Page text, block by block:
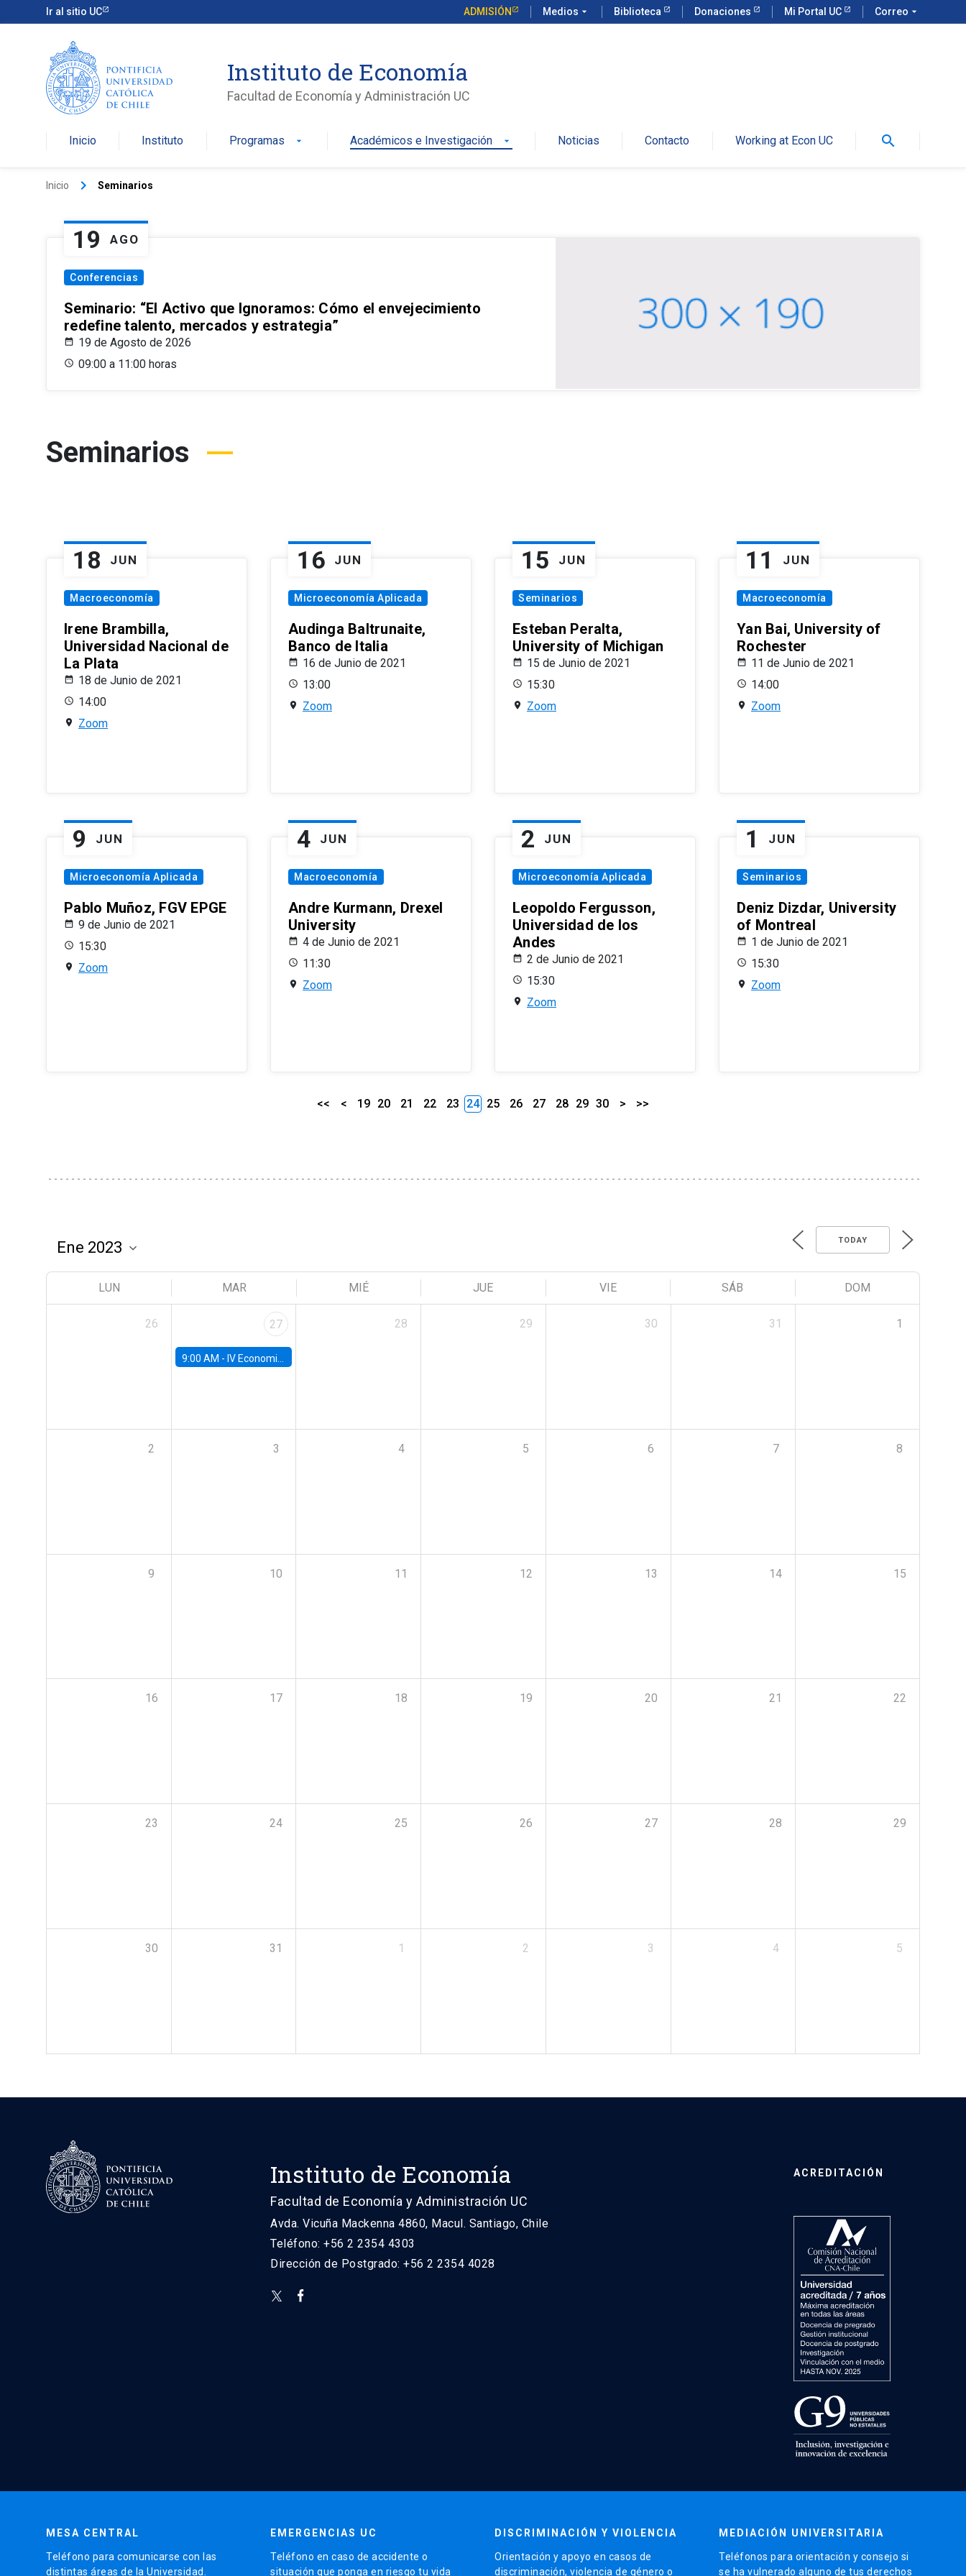
Ir al sitio UC ADMISIÓN Medios arrow_drop_down Biblioteca Donaciones Mi Portal UC Correo arrow_drop_down
Instituto de Economía
Facultad de Economía y Administración UC
Inicio Instituto Programas arrow_drop_down Académicos e Investigación arrow_drop_down Noticias Contacto Working at Econ UC search
Inicio keyboard_arrow_right Seminarios
19 AGO
Conferencias
Seminario: “El Activo que Ignoramos: Cómo el envejecimiento
redefine talento, mercados y estrategia”
19 de Agosto de 2026
09:00 a 11:00 horas
Seminarios
18 JUN
Macroeconomía
Irene Brambilla,
Universidad Nacional de
La Plata
18 de Junio de 2021
14:00
Zoom
16 JUN
Microeconomía Aplicada
Audinga Baltrunaite,
Banco de Italia
16 de Junio de 2021
13:00
Zoom
15 JUN
Seminarios
Esteban Peralta,
University of Michigan
15 de Junio de 2021
15:30
Zoom
11 JUN
Macroeconomía
Yan Bai, University of
Rochester
11 de Junio de 2021
14:00
Zoom
9 JUN
Microeconomía Aplicada
Pablo Muñoz, FGV EPGE
9 de Junio de 2021
15:30
Zoom
4 JUN
Macroeconomía
Andre Kurmann, Drexel
University
4 de Junio de 2021
11:30
Zoom
2 JUN
Microeconomía Aplicada
Leopoldo Fergusson,
Universidad de los
Andes
2 de Junio de 2021
15:30
Zoom
1 JUN
Seminarios
Deniz Dizdar, University
of Montreal
1 de Junio de 2021
15:30
Zoom
<< < 19 20 21 22 23 24 25 26 27 28 29 30 > >>
TODAY
LUN MAR MIÉ JUE VIE SÁB DOM
26 27
9:00 AM - IV Economics Alumni Workshop
28 29 30 31 1
2 3 4 5 6 7 8
9 10 11 12 13 14 15
16 17 18 19 20 21 22
23 24 25 26 27 28 29
30 31 1 2 3 4 5
Instituto de Economía
Facultad de Economía y Administración UC
Avda. Vicuña Mackenna 4860, Macul. Santiago, Chile
Teléfono: +56 2 2354 4303
Dirección de Postgrado: +56 2 2354 4028
ACREDITACIÓN
MESA CENTRAL
Teléfono para comunicarse con las
distintas áreas de la Universidad.
EMERGENCIAS UC
Teléfono en caso de accidente o
situación que ponga en riesgo tu vida
DISCRIMINACIÓN Y VIOLENCIA
Orientación y apoyo en casos de
discriminación, violencia de género o
MEDIACIÓN UNIVERSITARIA
Teléfonos para orientación y consejo si
se ha vulnerado alguno de tus derechos